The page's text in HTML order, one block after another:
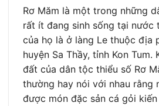
Rơ Măm là một trong những
rất ít đang sinh sống tại nước
của họ là ở làng Le thuộc địa
huyện Sa Thầy, tỉnh Kon Tum.
đất của dân tộc thiểu số Rơ
thường hay nói với nhau rằng
được món đặc sản cá gỏi